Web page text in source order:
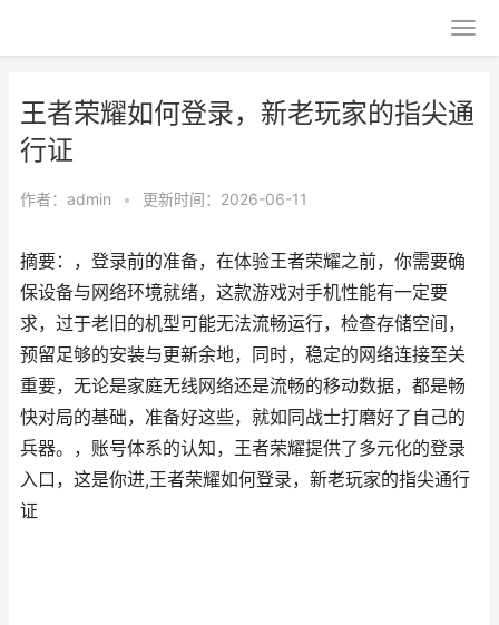
王者荣耀如何登录，新老玩家的指尖通
行证
作者： admin • 更新时间：2026-06-11
摘要：，登录前的准备，在体验王者荣耀之前，你需要确
保设备与网络环境就绪，这款游戏对手机性能有一定要
求，过于老旧的机型可能无法流畅运行，检查存储空间，
预留足够的安装与更新余地，同时，稳定的网络连接至关
重要，无论是家庭无线网络还是流畅的移动数据，都是畅
快对局的基础，准备好这些，就如同战士打磨好了自己的
兵器。，账号体系的认知，王者荣耀提供了多元化的登录
入口，这是你进,王者荣耀如何登录，新老玩家的指尖通行
证